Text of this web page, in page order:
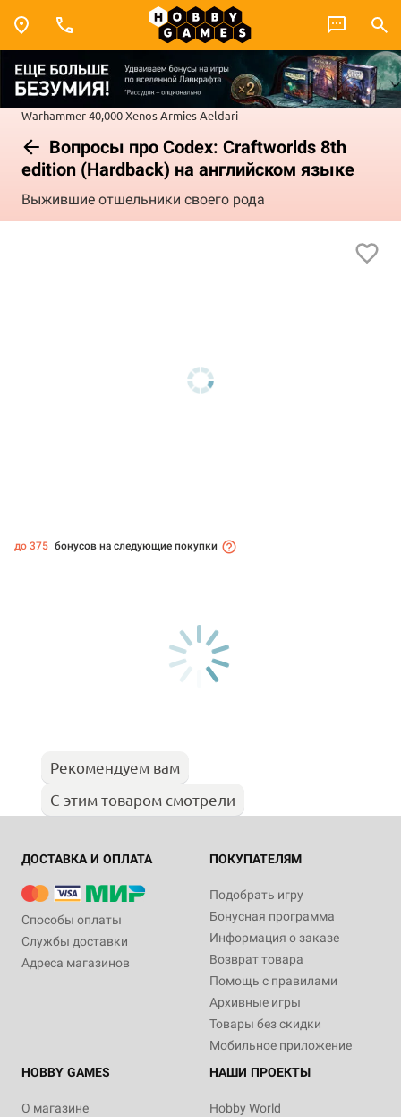
Warhammer 40,000Xenos ArmiesAeldari
Вопросы про Codex: Craftworlds 8th
edition (Hardback) на английском языке
Выжившие отшельники своего рода
до 375 бонусов на следующие покупки
Рекомендуем вам
С этим товаром смотрели
ДОСТАВКА И ОПЛАТА
Способы оплаты
Службы доставки
Адреса магазинов
ПОКУПАТЕЛЯМ
Подобрать игру
Бонусная программа
Информация о заказе
Возврат товара
Помощь с правилами
Архивные игры
Товары без скидки
Мобильное приложение
HOBBY GAMES
О магазине
НАШИ ПРОЕКТЫ
Hobby World